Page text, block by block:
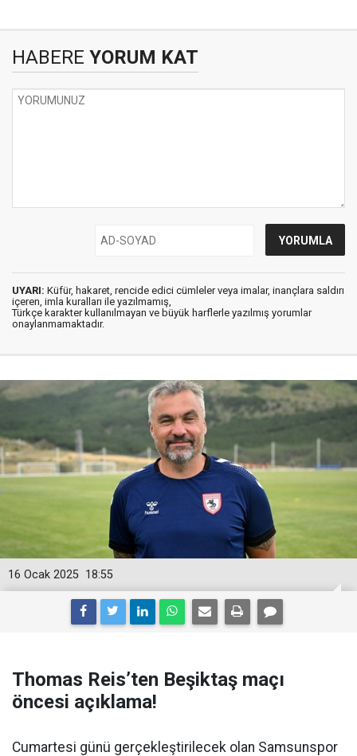
HABERE YORUM KAT
UYARI: Küfür, hakaret, rencide edici cümleler veya imalar, inançlara saldırı
içeren, imla kuralları ile yazılmamış,
Türkçe karakter kullanılmayan ve büyük harflerle yazılmış yorumlar
onaylanmamaktadır.
18:55
16 Ocak 2025
Thomas Reis’ten Beşiktaş maçı
öncesi açıklama!
Cumartesi günü gerçekleştirilecek olan Samsunspor